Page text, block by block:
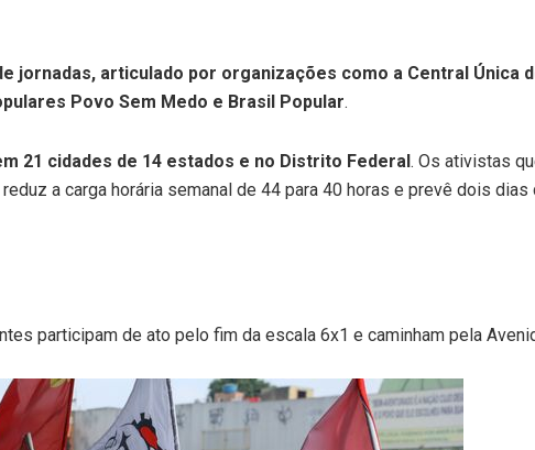
jornadas, articulado por organizações como a Central Única
Povo Sem Medo e Brasil Popular.
21 cidades de 14 estados e no Distrito Federal. Os ativistas
reduz a carga horária semanal de 44 para 40 horas e prevê dois